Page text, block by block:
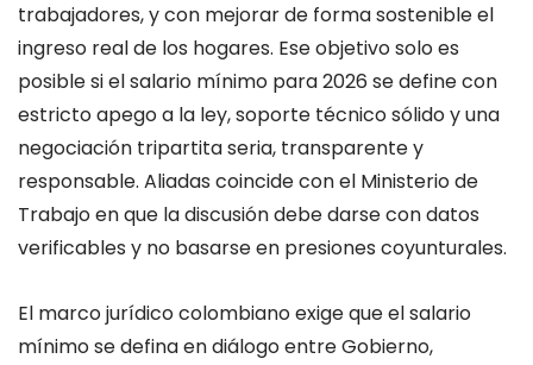
trabajadores, y con mejorar de forma sostenible el
ingreso real de los hogares. Ese objetivo solo es
posible si el salario mínimo para 2026 se define con
estricto apego a la ley, soporte técnico sólido y una
negociación tripartita seria, transparente y
responsable. Aliadas coincide con el Ministerio de
Trabajo en que la discusión debe darse con datos
verificables y no basarse en presiones coyunturales.
El marco jurídico colombiano exige que el salario
mínimo se defina en diálogo entre Gobierno,